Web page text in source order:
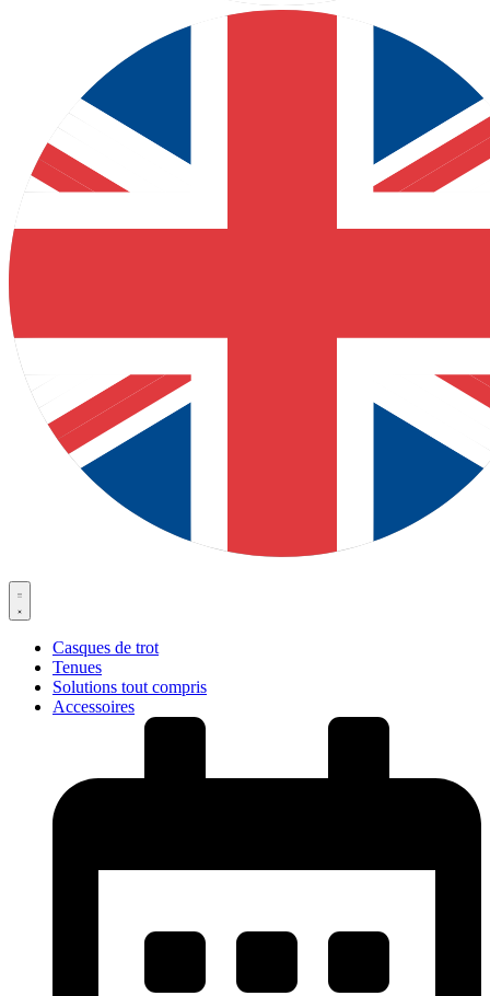
Casques de trot
Tenues
Solutions tout compris
Accessoires